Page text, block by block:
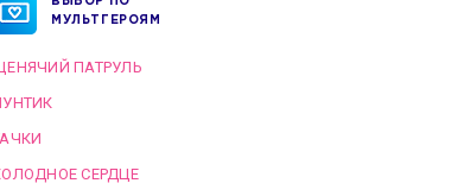
МУЛЬТГЕРОЯМ
ПАТРУЛЬ
СЕРДЦЕ